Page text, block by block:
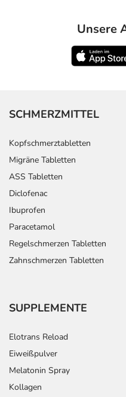
Unsere
SCHMERZMITTEL
Kopfschmerztabletten
Migräne Tabletten
ASS Tabletten
Diclofenac
Ibuprofen
Paracetamol
Regelschmerzen Tabletten
Zahnschmerzen Tabletten
SUPPLEMENTE
Elotrans Reload
Eiweißpulver
Melatonin Spray
Kollagen